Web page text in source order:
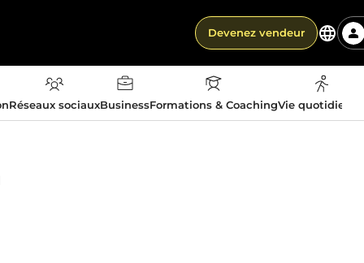
Devenez vendeur
Réseaux sociauxBusinessFormations & CoachingVie